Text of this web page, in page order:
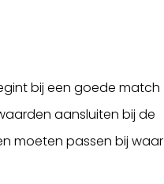
bij een goede match
aansluiten bij de
moeten passen bij waar